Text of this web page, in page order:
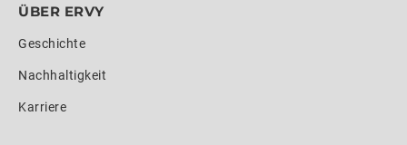
ÜBER ERVY
Geschichte
Nachhaltigkeit
Karriere